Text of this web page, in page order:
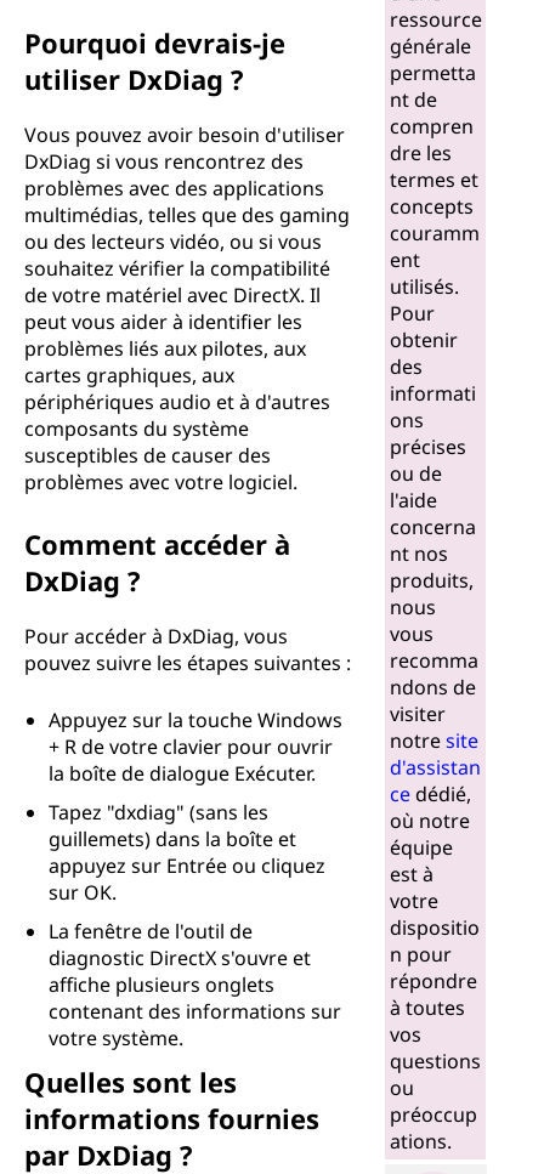
D
D
Pourquoi devrais-je
utiliser DxDiag ?
Vous pouvez avoir besoin d'utiliser
DxDiag si vous rencontrez des
problèmes avec des applications
multimédias, telles que des gaming
ou des lecteurs vidéo, ou si vous
souhaitez vérifier la compatibilité
de votre matériel avec DirectX. Il
peut vous aider à identifier les
problèmes liés aux pilotes, aux
cartes graphiques, aux
périphériques audio et à d'autres
composants du système
susceptibles de causer des
problèmes avec votre logiciel.
Comment accéder à
DxDiag ?
Pour accéder à DxDiag, vous
pouvez suivre les étapes suivantes :
Appuyez sur la touche Windows
+ R de votre clavier pour ouvrir
la boîte de dialogue Exécuter.
Tapez "dxdiag" (sans les
guillemets) dans la boîte et
appuyez sur Entrée ou cliquez
sur OK.
La fenêtre de l'outil de
diagnostic DirectX s'ouvre et
affiche plusieurs onglets
contenant des informations sur
votre système.
Quelles sont les
informations fournies
par DxDiag ?
ressource
générale
permetta
nt de
compren
dre les
termes et
concepts
couramm
ent
utilisés.
Pour
obtenir
des
informati
ons
précises
ou de
l'aide
concerna
nt nos
produits,
nous
vous
recomma
ndons de
visiter
notresite
d'assistan
cedédié,
où notre
équipe
est à
votre
dispositio
n pour
répondre
à toutes
vos
questions
ou
préoccup
ations.